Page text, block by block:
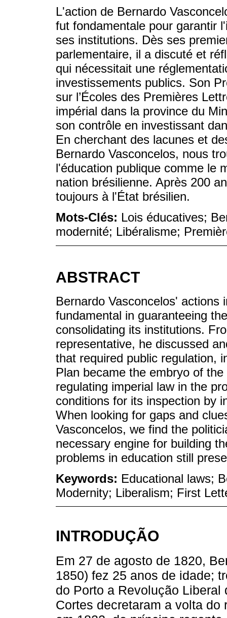
L'action de Bernardo
fut fondamentale pour garantir
ses institutions. Dès ses
parlementaire, il a discuté et
qui nécessitait une
investissements publics. Son
sur l’Écoles des Premières
impérial dans la province du
son contrôle en investissant
En cherchant des lacunes et
Bernardo Vasconcelos, nous
l'éducation publique comme le
nation brésilienne. Après 200
toujours à l'État brésilien.
Mots-Clés: Lois éducatives;
modernité; Libéralisme;
ABSTRACT
Bernardo Vasconcelos'
fundamental in guaranteeing
consolidating its institutions.
representative, he discussed
that required public regulation,
Plan became the embryo of
regulating imperial law in the
conditions for its inspection by
When looking for gaps and
Vasconcelos, we find the
necessary engine for building
problems in education still
Keywords: Educational laws;
Modernity; Liberalism; First
INTRODUÇÃO
Em 27 de agosto de 1820,
1850) fez 25 anos de idade;
do Porto a Revolução
Cortes decretaram a volta